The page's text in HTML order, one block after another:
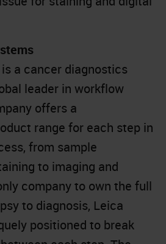
a cancer diagnostics
leader in workflow
offers a
range for each step in
from sample
to imaging and
company to own the full
to diagnosis, Leica
positioned to break